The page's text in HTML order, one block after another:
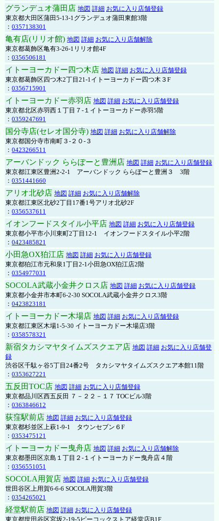
グランデュオ蒲田店 地図 詳細 お気に入り店舗登録
東京都大田区蒲田5-13-1グランデュオ蒲田東館3階
： 0357138301
亀有店(リリオ館) 地図 詳細 お気に入り店舗解除
東京都葛飾区亀有3-26-1リリオ館4F
： 0356506181
イトーヨーカドー四つ木店 地図 詳細 お気に入り店舗登録
東京都葛飾区四つ木2丁目21-1イトーヨーカドー四つ木３F
： 0356715901
イトーヨーカドー赤羽店 地図 詳細 お気に入り店舗登録
東京都北区赤羽西１丁目７-１イトーヨーカドー赤羽5階
： 0359247691
国分寺店(セレオ国分寺) 地図 詳細 お気に入り店舗解除
東京都国分寺市南町３-２０-３
： 0423266511
アーバンドック ららぽーと豊洲店 地図 詳細 お気に入り店舗登録
東京都江東区豊洲2-2-1 アーバンドック ららぽーと豊洲３ 3階
： 0351441660
アリオ北砂店 地図 詳細 お気に入り店舗解除
東京都江東区北砂2丁目17番1号アリオ北砂2F
： 0356537611
イオンフードスタイル小平店 地図 詳細 お気に入り店舗登録
東京都小平市小川東町2丁目12-1 イオンフードスタイル小平2階
： 0423485821
小田急OX狛江店 地図 詳細 お気に入り店舗登録
東京都狛江市元和泉1丁目2-1小田急OX狛江店2階
： 0354977031
SOCOLA武蔵小金井クロス店 地図 詳細 お気に入り店舗登録
東京都小金井市本町6-2-30 SOCOLA武蔵小金井クロス3階
： 0423823181
イトーヨーカドー木場店 地図 詳細 お気に入り店舗登録
東京都江東区木場1-5-30 イトーヨーカドー木場店3階
： 0358578321
新宿タカシマヤタイムズスクエア店 地図 詳細 お気に入り店舗登
録
渋谷区千駄ヶ谷5丁目24番2号 タカシマヤタイムズスクエア本館11階
： 0353627221
五反田TOC店 地図 詳細 お気に入り店舗登録
東京都品川区西五反田 ７－２２－１７ TOCビル3階
： 0363846612
荻窪駅前店 地図 詳細 お気に入り店舗登録
東京都杉並区上萩1-9-1 タウンセブン６F
： 0353475121
イトーヨーカドー曳舟店 地図 詳細 お気に入り店舗解除
東京都墨田区京島１丁目２-１イトーヨーカドー曳舟店４階
： 0356551051
SOCOLA用賀店 地図 詳細 お気に入り店舗登録
世田谷区上用賀6-6-6 SOCOLA用賀3階
： 0354265021
経堂駅前店 地図 詳細 お気に入り店舗登録
東京都世田谷区宮坂2-19-5ピーコックストア経堂店B1F